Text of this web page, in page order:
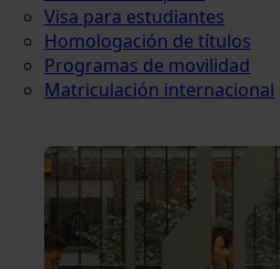
Visa para estudiantes
Homologación de títulos
Programas de movilidad
Matriculación internacional